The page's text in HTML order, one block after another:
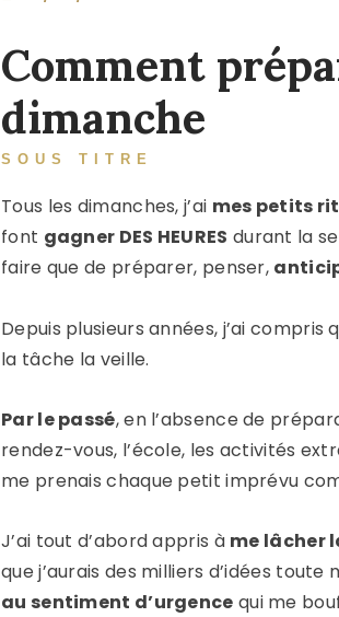
Comment
dimanche
SOUS TITRE
Tous les dimanches, j’ai mes petits
font gagner DES HEURES durant la
faire que de préparer, penser,
Depuis plusieurs années, j’ai
la tâche la veille.
Par le passé, en l’absence de
rendez-vous, l’école, les activités
me prenais chaque petit imprévu
J’ai tout d’abord appris à me lâcher
que j’aurais des milliers d’idées
au sentiment d’urgence qui me